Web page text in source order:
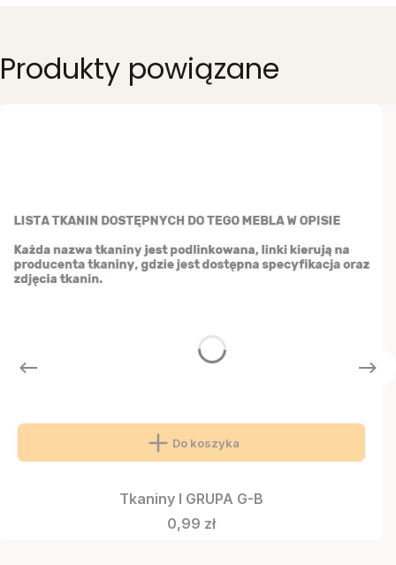
Produkty powiązane
Do koszyka
Tkaniny I GRUPA G-B
Cena
0,99 zł